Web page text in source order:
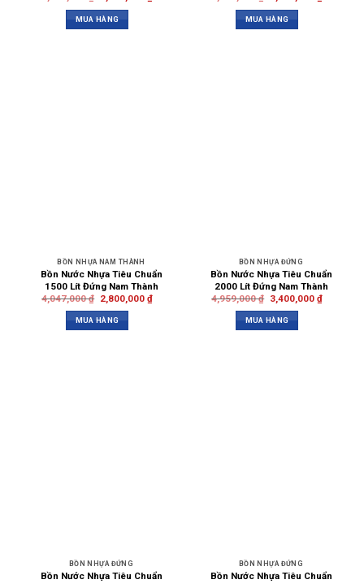
MUA HÀNG MUA HÀNG
BỒN NHỰA NAM THÀNH
Bồn Nước Nhựa Tiêu Chuẩn
1500 Lít Đứng Nam Thành
4,047,000₫ 2,800,000 ₫
MUA HÀNG
BỒN NHỰA ĐỨNG
Bồn Nước Nhựa Tiêu Chuẩn
2000 Lít Đứng Nam Thành
4,959,000₫ 3,400,000 ₫
MUA HÀNG
BỒN NHỰA ĐỨNG
Bồn Nước Nhựa Tiêu Chuẩn
BỒN NHỰA ĐỨNG
Bồn Nước Nhựa Tiêu Chuẩn